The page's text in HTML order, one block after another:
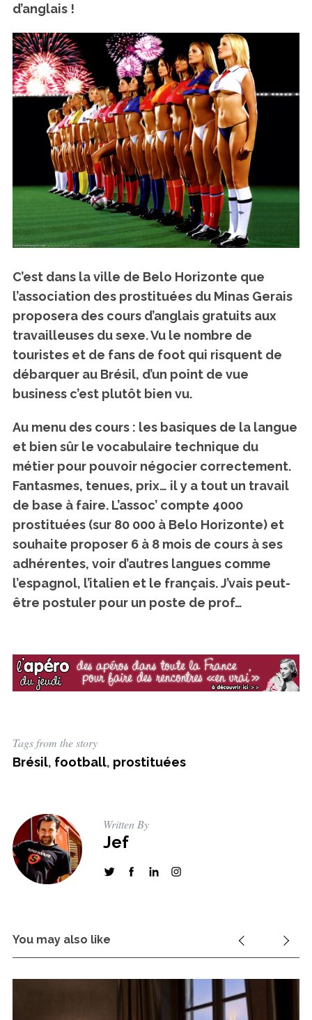
d’anglais !
C’est dans la ville de Belo Horizonte que
l’association des prostituées du Minas Gerais
proposera des cours d’anglais gratuits aux
travailleuses du sexe. Vu le nombre de
touristes et de fans de foot qui risquent de
débarquer au Brésil, d’un point de vue
business c’est plutôt bien vu.
Au menu des cours : les basiques de la langue
et bien sûr le vocabulaire technique du
métier pour pouvoir négocier correctement.
Fantasmes, tenues, prix… il y a tout un travail
de base à faire. L’assoc’ compte 4000
prostituées (sur 80 000 à Belo Horizonte) et
souhaite proposer 6 à 8 mois de cours à ses
adhérentes, voir d’autres langues comme
l’espagnol, l’italien et le français. J’vais peut-
être postuler pour un poste de prof…
Tags from the story
Brésil, football, prostituées
Written By
Jef
You may also like